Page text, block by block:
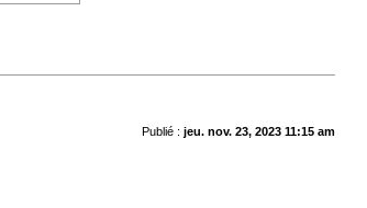
Publié : jeu. nov. 23, 2023 11:15 am